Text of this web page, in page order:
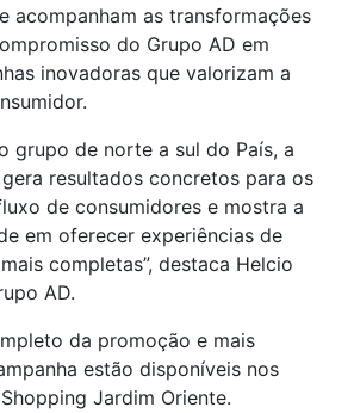
acompanham as transformações
do Grupo AD em
inovadoras que valorizam a
grupo de norte a sul do País, a
resultados concretos para os
de consumidores e mostra a
em oferecer experiências de
completas”, destaca Helcio
AD.
da promoção e mais
estão disponíveis nos
Jardim Oriente.